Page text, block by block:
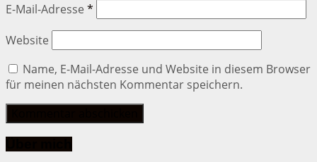
E-Mail-Adresse *
Website
Name, E-Mail-Adresse und Website in diesem Browser
für meinen nächsten Kommentar speichern.